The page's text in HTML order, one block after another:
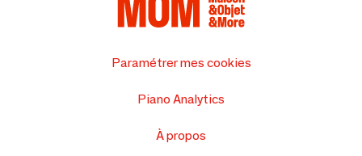
Paramétrer mes cookies
Piano Analytics
À propos